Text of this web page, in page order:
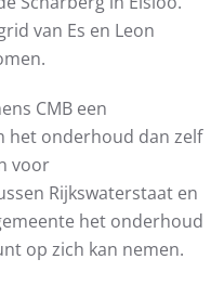
van Es en Leon
CMB een
het onderhoud dan zelf
voor
Rijkswaterstaat en
het onderhoud
op zich kan nemen.